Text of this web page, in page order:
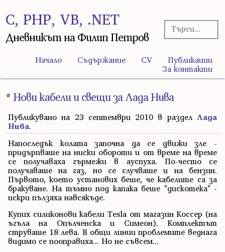
C, PHP, VB, .NET
Дневникът на Филип Петров
Начало Съдържание CV
Публикации
За контакти
* Нови кабели и свещи за Лада Нива
Публикувано на 23 септември 2010 в раздел Лада
Нива.
Напоследък колата започна да се движи зле -
придърпваше на ниски обороти и от време на време
се получаваха гърмежи в ауспуха. По-често се
получаваше на газ, но се случваше и на бензин.
Първото, което установих беше, че кабелите са за
бракуване. На тъмно под капака беше "дискотека" -
искри пълзяха навсякъде.
Купих силиконови кабели Tesla от магазин Коссер (на
ъгъла на Опълченска и Симеон). Комплектът
струваше 18 лева. В общи линии проблемите веднага
видимо се пооправиха... Но не съвсем...